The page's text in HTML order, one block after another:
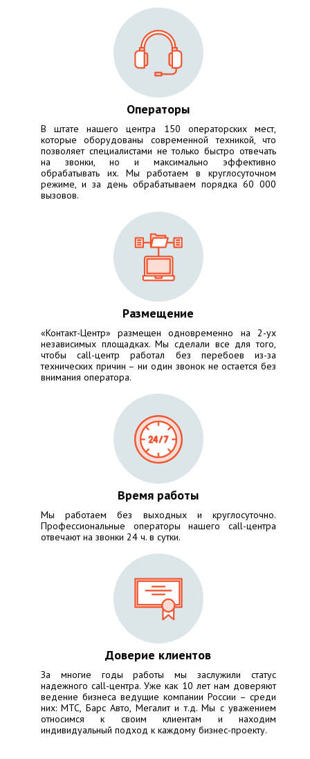
Операторы
В штате нашего центра 150 операторских мест,
которые оборудованы современной техникой, что
позволяет специалистами не только быстро отвечать
на звонки, но и максимально эффективно
обрабатывать их. Мы работаем в круглосуточном
режиме, и за день обрабатываем порядка 60 000
вызовов.
Размещение
«Контакт-Центр» размещен одновременно на 2-ух
независимых площадках. Мы сделали все для того,
чтобы call-центр работал без перебоев из-за
технических причин – ни один звонок не остается без
внимания оператора.
Время работы
Мы работаем без выходных и круглосуточно.
Профессиональные операторы нашего call-центра
отвечают на звонки 24 ч. в сутки.
Доверие клиентов
За многие годы работы мы заслужили статус
надежного call-центра. Уже как 10 лет нам доверяют
ведение бизнеса ведущие компании России – среди
них:МТС, Барс Авто, Мегалити т.д. Мы с уважением
относимся к своим клиентам и находим
индивидуальный подход к каждому бизнес-проекту.